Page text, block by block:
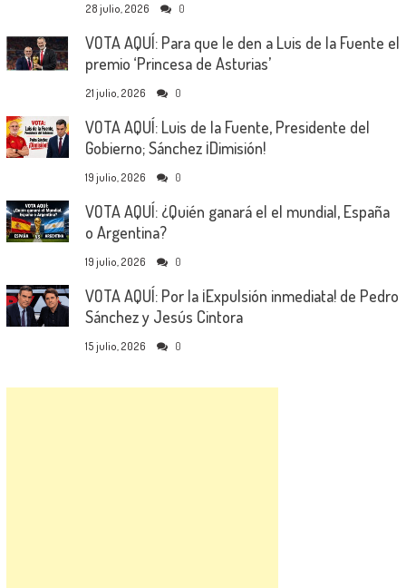
28 julio, 2026 0
VOTA AQUÍ: Para que le den a Luis de la Fuente el
premio ‘Princesa de Asturias’
21 julio, 2026 0
VOTA AQUÍ: Luis de la Fuente, Presidente del
Gobierno; Sánchez ¡Dimisión!
19 julio, 2026 0
VOTA AQUÍ: ¿Quién ganará el el mundial, España
o Argentina?
19 julio, 2026 0
VOTA AQUÍ: Por la ¡Expulsión inmediata! de Pedro
Sánchez y Jesús Cintora
15 julio, 2026 0